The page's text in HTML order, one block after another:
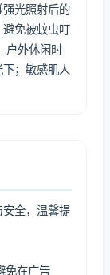
光照射后的
免被蚊虫叮
户外休闲时
；敏感肌人
全，温馨提
免在广告